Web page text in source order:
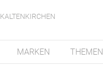
KALTENKIRCHEN
MARKEN THEMEN